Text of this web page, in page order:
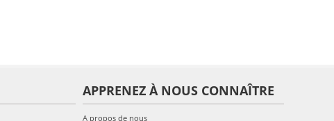
APPRENEZ À NOUS CONNAÎTRE
A propos de nous